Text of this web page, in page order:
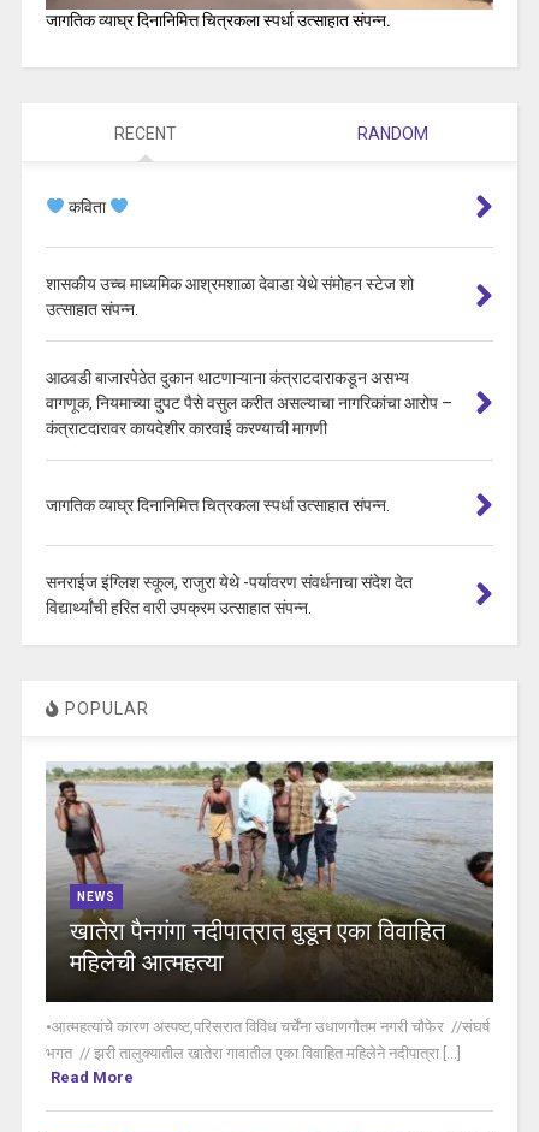
जागतिक व्याघ्र दिनानिमित्त चित्रकला स्पर्धा उत्साहात संपन्न.
RECENT RANDOM
कविता
शासकीय उच्च माध्यमिक आश्रमशाळा देवाडा येथे संमोहन स्टेज शो
उत्साहात संपन्न.
आठवडी बाजारपेठेत दुकान थाटणाऱ्याना कंत्राटदाराकडून असभ्य
वागणूक, नियमाच्या दुपट पैसे वसुल करीत असल्याचा नागरिकांचा आरोप –
कंत्राटदारावर कायदेशीर कारवाई करण्याची मागणी
जागतिक व्याघ्र दिनानिमित्त चित्रकला स्पर्धा उत्साहात संपन्न.
सनराईज इंग्लिश स्कूल, राजुरा येथे -पर्यावरण संवर्धनाचा संदेश देत
विद्यार्थ्यांची हरित वारी उपक्रम उत्साहात संपन्न.
POPULAR
NEWS
खातेरा पैनगंगा नदीपात्रात बुडून एका विवाहित
महिलेची आत्महत्या
•आत्महत्यांचे कारण अस्पष्ट,परिसरात विविध चर्चेंना उधाणगौतम नगरी चौफेर //संघर्ष
भगत // झरी तालुक्यातील खातेरा गावातील एका विवाहित महिलेने नदीपात्रा [...]
Read More